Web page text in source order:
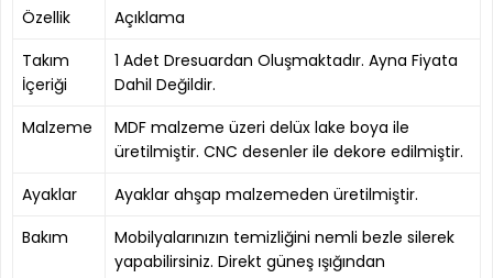
Özellik
Açıklama
Takım
İçeriği
1 Adet Dresuardan Oluşmaktadır. Ayna Fiyata
Dahil Değildir.
Malzeme
MDF malzeme üzeri delüx lake boya ile
üretilmiştir. CNC desenler ile dekore edilmiştir.
Ayaklar
Ayaklar ahşap malzemeden üretilmiştir.
Bakım
Mobilyalarınızın temizliğini nemli bezle silerek
yapabilirsiniz. Direkt güneş ışığından